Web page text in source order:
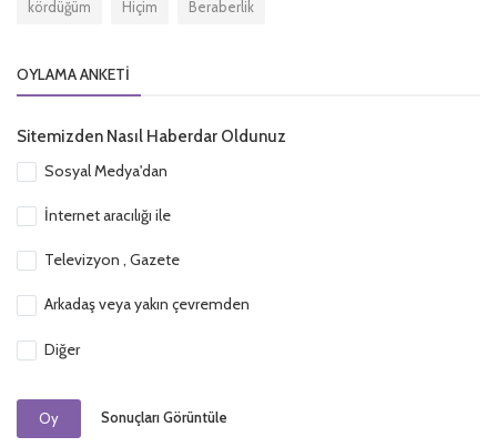
kördüğüm Hiçim Beraberlik
OYLAMA ANKETI
Sitemizden Nasıl Haberdar Oldunuz
Sosyal Medya'dan
İnternet aracılığı ile
Televizyon , Gazete
Arkadaş veya yakın çevremden
Diğer
Oy Sonuçları Görüntüle